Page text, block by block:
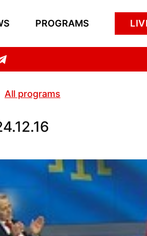
PROGRAMS
All programs